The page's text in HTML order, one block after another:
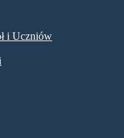
i Uczniów